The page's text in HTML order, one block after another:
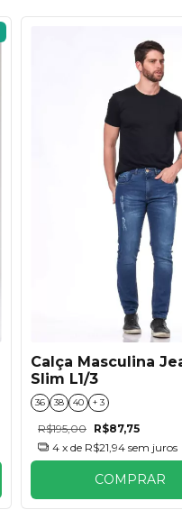
Calça Masculina
Slim L1/3
36 38 40 + 3
R$195,00 R$87,75
4 x de R$21,94 sem juros
COMPRAR